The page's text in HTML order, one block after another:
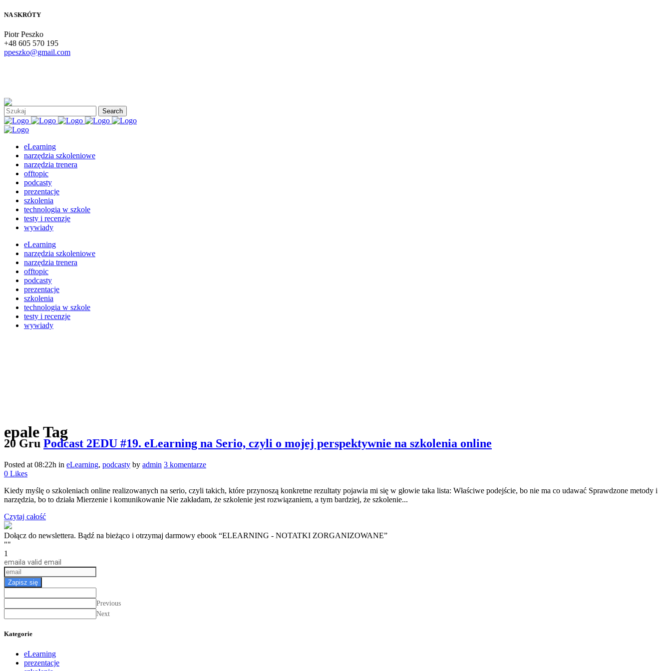
NA SKRÓTY
Piotr Peszko
+48 605 570 195
ppeszko@gmail.com
eLearning
narzędzia szkoleniowe
narzędzia trenera
offtopic
podcasty
prezentacje
szkolenia
technologia w szkole
testy i recenzje
wywiady
eLearning
narzędzia szkoleniowe
narzędzia trenera
offtopic
podcasty
prezentacje
szkolenia
technologia w szkole
testy i recenzje
wywiady
epale Tag
20 Gru Podcast 2EDU #19. eLearning na Serio, czyli o mojej perspektywnie na szkolenia online
Posted at 08:22h in eLearning, podcasty by admin 3 komentarze
0 Likes
Kiedy myślę o szkoleniach online realizowanych na serio, czyli takich, które przynoszą konkretne rezultaty pojawia mi się w głowie taka lista: Właściwe podejście, bo nie ma co udawać Sprawdzone metody i
narzędzia, bo to działa Mierzenie i komunikowanie Nie zakładam, że szkolenie jest rozwiązaniem, a tym bardziej, że szkolenie...
Czytaj całość
Dołącz do newslettera. Bądź na bieżąco i otrzymaj darmowy ebook “ELEARNING - NOTATKI ZORGANIZOWANE”
""
1
email a valid email
Zapisz się
Previous
Next
Kategorie
eLearning
prezentacje